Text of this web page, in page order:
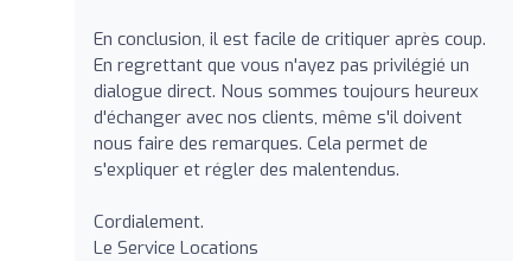
En conclusion, il est facile de critiquer après coup.
En regrettant que vous n'ayez pas privilégié un
dialogue direct. Nous sommes toujours heureux
d'échanger avec nos clients, même s'il doivent
nous faire des remarques. Cela permet de
s'expliquer et régler des malentendus.
Cordialement.
Le Service Locations